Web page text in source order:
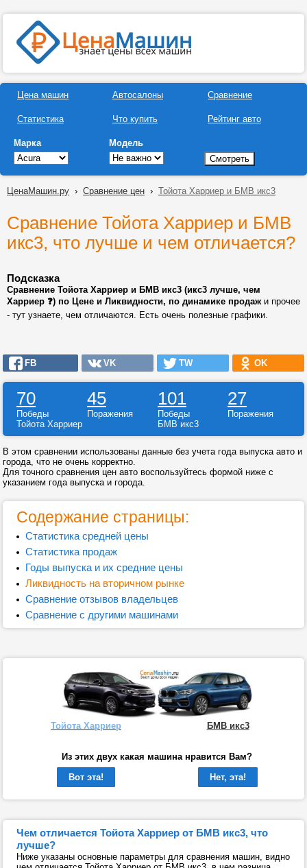
Цена машин
Статистика
Автосалоны
Что купить
Сравнение
Рейтинг авто
Марка Модель
ЦенаМашин.ру › Сравнение цен › Тойота Харриер и БМВ икс3
Сравнение Тойота Харриер и БМВ
икс3, что лучше и чем отличается?
Подсказка
Сравнение Тойота Харриер и БМВ икс3 (икс3 лучше, чем
Харриер ❓) по Цене и Ликвидности, по динамике продажи прочее
- тут узнаете, чем отличаются. Есть очень полезные графики.
FB VK TW OK
70 45 101 27
Победы Поражения Победы
Поражения
Тойота Харриер
БМВ икс3
В этом сравнении использованы данные без учета года выпуска авто и
города, что не очень корректно.
Для точного сравнения цен авто воспользуйтесь формой ниже с
указанием года выпуска и города.
Содержание страницы:
Статистика средней цены
Статистика продаж
Годы выпуска и их средние цены
Ликвидность на вторичном рынке
Сравнение отзывов владельцев
Сравнение с другими машинами
Тойота Харриер БМВ икс3
Из этих двух какая машина нравится Вам?
Вот эта!
Нет, эта!
Чем отличается Тойота Харриер от БМВ икс3, что
лучше?
Ниже указаны основные параметры для сравнения машин, видно